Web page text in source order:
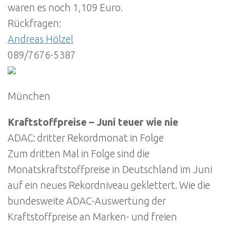
waren es noch 1,109 Euro.
Rückfragen:
Andreas Hölzel
089/7676-5387
München
Kraftstoffpreise – Juni teuer wie nie
ADAC: dritter Rekordmonat in Folge
Zum dritten Mal in Folge sind die
Monatskraftstoffpreise in Deutschland im Juni
auf ein neues Rekordniveau geklettert. Wie die
bundesweite ADAC-Auswertung der
Kraftstoffpreise an Marken- und freien